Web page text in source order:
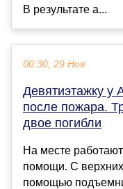
В результате а...
00:30, 29 Ноя
Девятиэтажку у
после пожара.
двое погибли
На месте
помощи. С
помощью